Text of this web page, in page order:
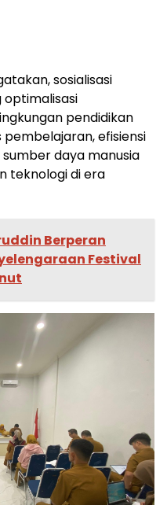
sosialisasi
pendidikan
efisiensi
daya manusia
teknologi di era
Berperan
Festival